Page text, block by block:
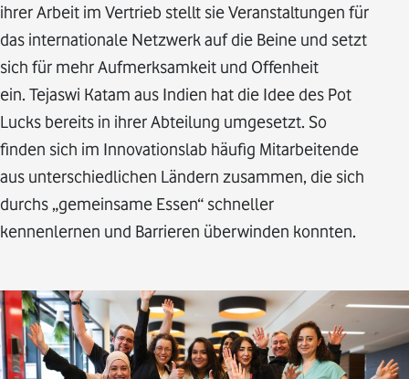
ihrer Arbeit im Vertrieb stellt sie Veranstaltungen für
das internationale Netzwerk auf die Beine und setzt
sich für mehr Aufmerksamkeit und Offenheit
ein. Tejaswi Katam aus Indien hat die Idee des Pot
Lucks bereits in ihrer Abteilung umgesetzt. So
finden sich im Innovationslab häufig Mitarbeitende
aus unterschiedlichen Ländern zusammen, die sich
durchs „gemeinsame Essen“ schneller
kennenlernen und Barrieren überwinden konnten.